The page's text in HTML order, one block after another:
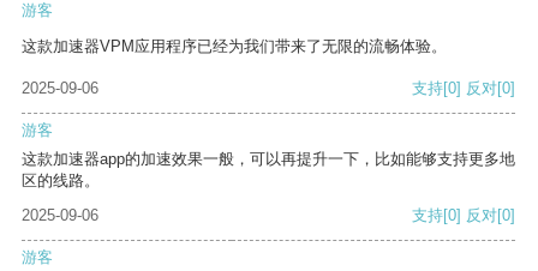
游客
这款加速器VPM应用程序已经为我们带来了无限的流畅体验。
2025-09-06 支持[0] 反对[0]
游客
这款加速器app的加速效果一般，可以再提升一下，比如能够支持更多地
区的线路。
2025-09-06
支持[0] 反对[0]
游客